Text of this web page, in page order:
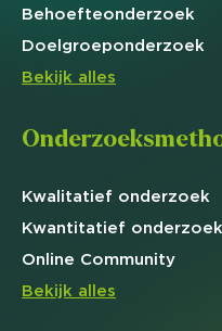
Behoefteonderzoek
Doelgroeponderzoek
Bekijk alles
Kwalitatief onderzoek
Kwantitatief onderzoek
Online Community
Bekijk alles